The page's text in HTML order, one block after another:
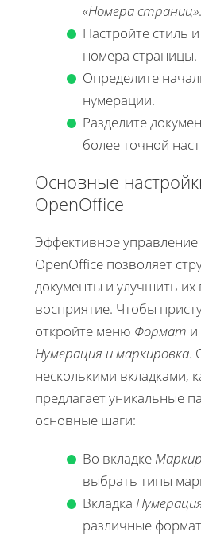
«Номера страниц».
Настройте стиль
номера страницы.
Определите
нумерации.
Разделите
более точной
Основные
OpenOffice
Эффективное
OpenOffice позволяет
документы и улучшить их
восприятие. Чтобы
откройте меню Формат
Нумерация и маркировка.
несколькими вкладками,
предлагает уникальные
основные шаги:
Во вкладке
выбрать типы
Вкладка
различные